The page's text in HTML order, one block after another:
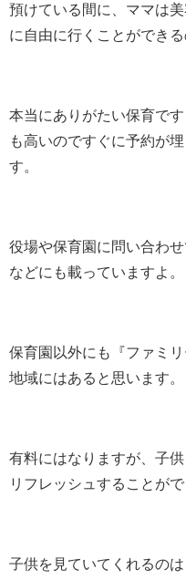
預けている間に、ママは
に自由に行くことができる
本当にありがたい保育で
も高いのですぐに予約が
す。
役場や保育園に問い合わ
などにも載っていますよ。
保育園以外にも『ファミ
地域にはあると思います。
有料にはなりますが、子
リフレッシュすることがで
子供を見ていてくれるの